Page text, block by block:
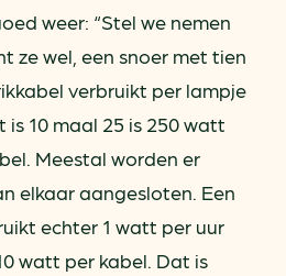
weer: “Stel we nemen
ze wel, een snoer met tien
verbruikt per lampje
10 maal 25 is 250 watt
Meestal worden er
elkaar aangesloten. Een
echter 1 watt per uur
watt per kabel. Dat is